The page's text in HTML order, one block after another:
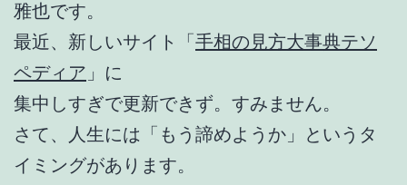
雅也です。
最近、新しいサイト「 手相の見方大事典テソ
ペディア 」に
集中しすぎで更新できず。すみません。
さて、人生には「もう諦めようか」というタ
イミングがあります。